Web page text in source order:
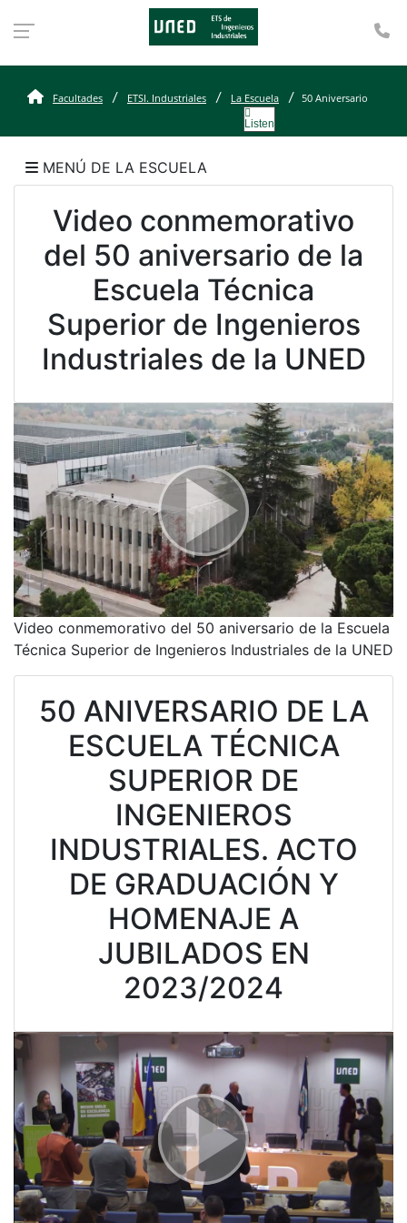
50 Aniversario
Facultades ETSI. Industriales La Escuela 50 Aniversario
Listen
MENÚ DE LA ESCUELA
Video conmemorativo
del 50 aniversario de la
Escuela Técnica
Superior de Ingenieros
Industriales de la UNED
Video conmemorativo del 50 aniversario de la Escuela
Técnica Superior de Ingenieros Industriales de la UNED
50 ANIVERSARIO DE LA
ESCUELA TÉCNICA
SUPERIOR DE
INGENIEROS
INDUSTRIALES. ACTO
DE GRADUACIÓN Y
HOMENAJE A
JUBILADOS EN
2023/2024